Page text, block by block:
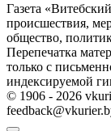
Газета
происшествия,
общество,
Перепечатка
только с
индексируемой
© 1906 - 2026